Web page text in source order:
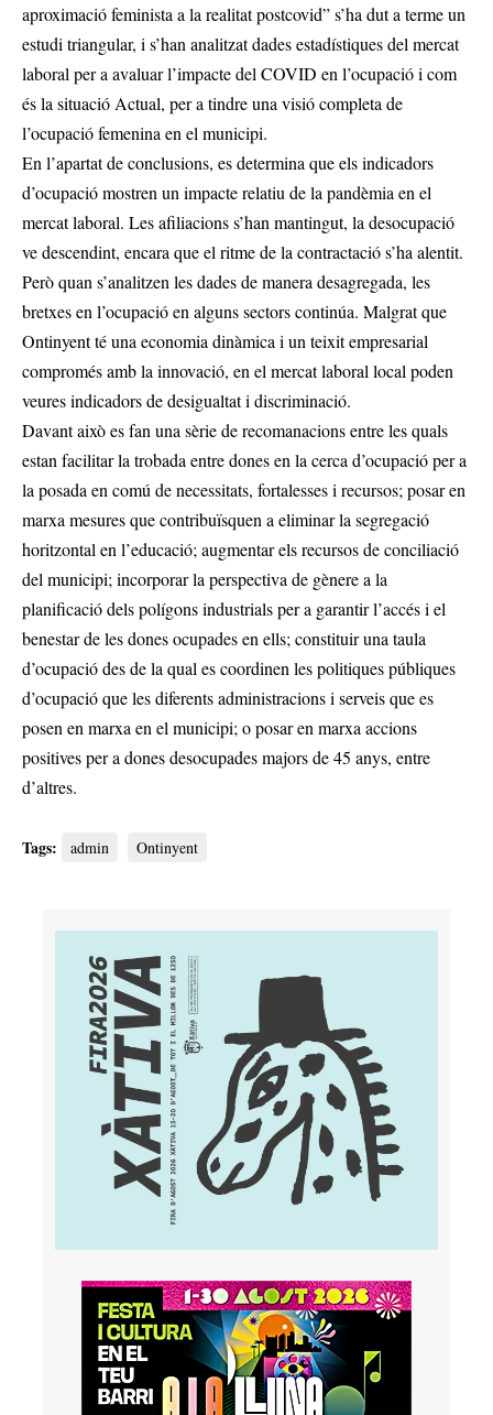
aproximació feminista a la realitat postcovid” s’ha dut a terme un
estudi triangular, i s’han analitzat dades estadístiques del mercat
laboral per a avaluar l’impacte del COVID en l’ocupació i com
és la situació Actual, per a tindre una visió completa de
l’ocupació femenina en el municipi.
En l’apartat de conclusions, es determina que els indicadors
d’ocupació mostren un impacte relatiu de la pandèmia en el
mercat laboral. Les afiliacions s’han mantingut, la desocupació
ve descendint, encara que el ritme de la contractació s’ha alentit.
Però quan s’analitzen les dades de manera desagregada, les
bretxes en l’ocupació en alguns sectors continúa. Malgrat que
Ontinyent té una economia dinàmica i un teixit empresarial
compromés amb la innovació, en el mercat laboral local poden
veures indicadors de desigualtat i discriminació.
Davant això es fan una sèrie de recomanacions entre les quals
estan facilitar la trobada entre dones en la cerca d’ocupació per a
la posada en comú de necessitats, fortalesses i recursos; posar en
marxa mesures que contribuïsquen a eliminar la segregació
horitzontal en l’educació; augmentar els recursos de conciliació
del municipi; incorporar la perspectiva de gènere a la
planificació dels polígons industrials per a garantir l’accés i el
benestar de les dones ocupades en ells; constituir una taula
d’ocupació des de la qual es coordinen les politiques públiques
d’ocupació que les diferents administracions i serveis que es
posen en marxa en el municipi; o posar en marxa accions
positives per a dones desocupades majors de 45 anys, entre
d’altres.
Tags: admin Ontinyent